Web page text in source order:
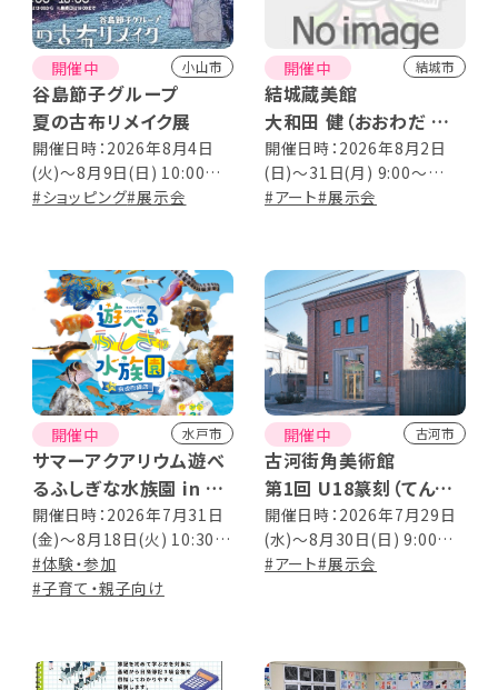
開催中 小山市
谷島節子グループ
夏の古布リメイク展
開催日時：2026年8月4日
(火)～8月9日(日) 10:00～
18:00(初日13:00～／最終
#ショッピング#展示会
開催中 結城市
結城蔵美館
大和田 健（おおわだ たけ
し）写真展 ～ 一期一会
～
開催日時：2026年8月2日
(日)～31日(月) 9:00～
17:00 （最終日は12:00ま
#アート#展示会
開催中 水戸市
サマーアクアリウム遊べ
るふしぎな水族園 in 京
成百貨店
開催日時：2026年7月31日
(金)～8月18日(火) 10:30～
19:00 [最終日は16:00ま
で] ※入場はそれぞれ閉場
#体験・参加
#子育て・親子向け
開催中 古河市
古河街角美術館
第1回 U18篆刻（てんこ
く）展
開催日時：2026年7月29日
(水)～8月30日(日) 9:00～
17:00（入館は16:30まで）
#アート#展示会